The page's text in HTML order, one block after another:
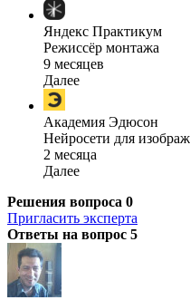
Яндекс Практикум
Режиссёр монтажа
9 месяцев
Далее
Академия Эдюсон
Нейросети для
2 месяца
Далее
Решения вопроса 0
Пригласить эксперта
Ответы на вопрос 5